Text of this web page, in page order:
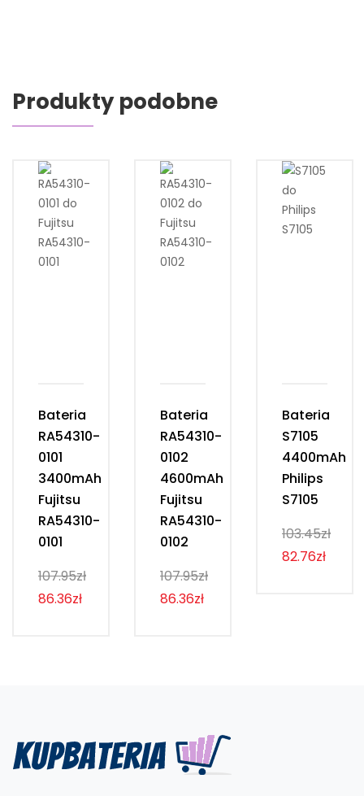
Produkty podobne
Bateria
RA54310-
0101
3400mAh
Fujitsu
RA54310-
0101
107.95zł
86.36zł
Bateria
RA54310-
0102
4600mAh
Fujitsu
RA54310-
0102
107.95zł
86.36zł
Bateria
S7105
4400mAh
Philips
S7105
103.45zł
82.76zł